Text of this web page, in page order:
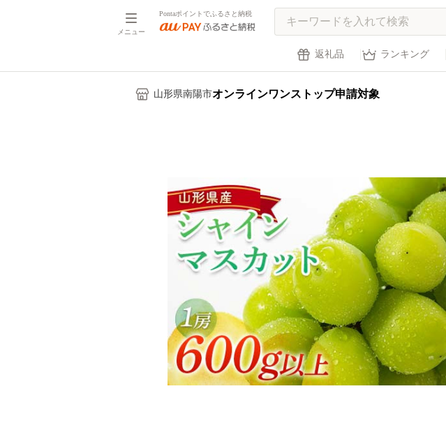
メニュー
Pontaポイントでふるさと納税
返礼品 ランキング
山形県南陽市オンラインワンストップ申請対象